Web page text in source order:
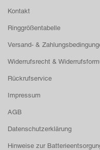
Kontakt
Ringgrößentabelle
Versand- &
Widerrufsrecht &
Rückrufservice
Impressum
AGB
Datenschutzerklärung
Hinweise zur